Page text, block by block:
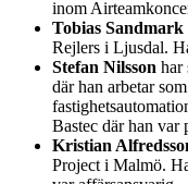
inom
Tobias Sandmark
Rejlers i Ljusdal.
Stefan Nilsson har
där han arbetar
Bastec där han var
Kristian
Project i Malmö.